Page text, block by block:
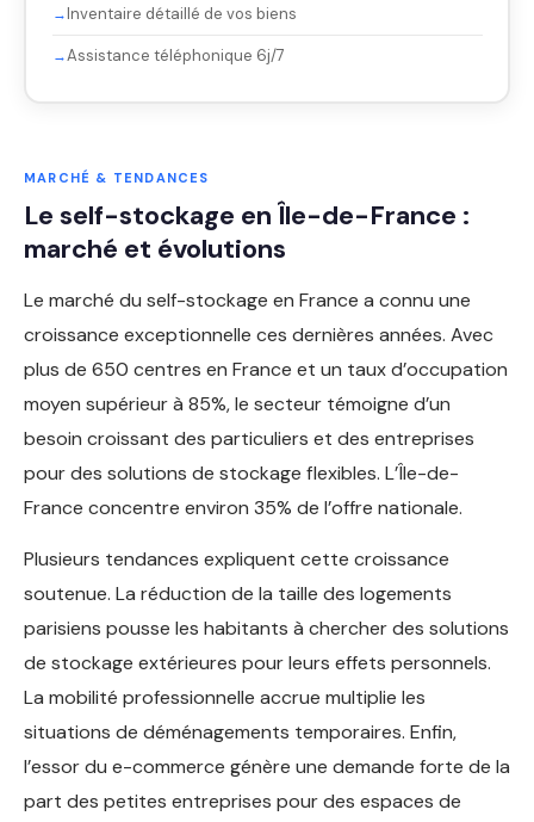
Inventaire détaillé de vos biens
Assistance téléphonique 6j/7
MARCHÉ & TENDANCES
Le self-stockage en Île-de-France :
marché et évolutions
Le marché du self-stockage en France a connu une
croissance exceptionnelle ces dernières années. Avec
plus de 650 centres en France et un taux d’occupation
moyen supérieur à 85%, le secteur témoigne d’un
besoin croissant des particuliers et des entreprises
pour des solutions de stockage flexibles. L’Île-de-
France concentre environ 35% de l’offre nationale.
Plusieurs tendances expliquent cette croissance
soutenue. La réduction de la taille des logements
parisiens pousse les habitants à chercher des solutions
de stockage extérieures pour leurs effets personnels.
La mobilité professionnelle accrue multiplie les
situations de déménagements temporaires. Enfin,
l’essor du e-commerce génère une demande forte de la
part des petites entreprises pour des espaces de